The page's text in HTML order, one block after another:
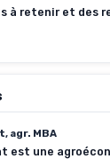
à retenir et des
agr. MBA
est une